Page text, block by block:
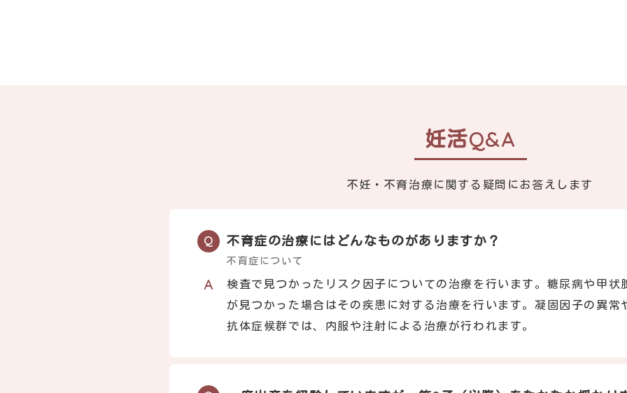
妊活Q&A
不妊・不育治療に関する疑問に お答えします
不育症の治療にはどんなものがありますか？
不育症について
検査で見つかったリスク因子についての治療を行います。糖尿病や甲状
が見つかった場合はその疾患に対する治療を行います。凝固因子の異常
抗体症候群では、内服や注射による治療が行われます。